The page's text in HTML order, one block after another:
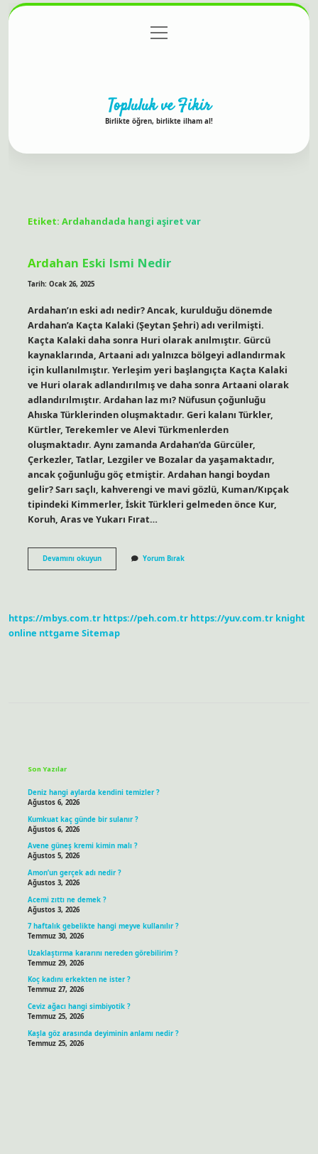
Gizlilik Politikası
menüyü
aç
Topluluk ve Fikir
Birlikte öğren, birlikte ilham al!
Etiket: Ardahandada hangi aşiret var
Ardahan Eski Ismi Nedir
Tarih: Ocak 26, 2025
Ardahan’ın eski adı nedir? Ancak, kurulduğu dönemde
Ardahan’a Kaçta Kalaki (Şeytan Şehri) adı verilmişti.
Kaçta Kalaki daha sonra Huri olarak anılmıştır. Gürcü
kaynaklarında, Artaani adı yalnızca bölgeyi adlandırmak
için kullanılmıştır. Yerleşim yeri başlangıçta Kaçta Kalaki
ve Huri olarak adlandırılmış ve daha sonra Artaani olarak
adlandırılmıştır. Ardahan laz mı? Nüfusun çoğunluğu
Ahıska Türklerinden oluşmaktadır. Geri kalanı Türkler,
Kürtler, Terekemler ve Alevi Türkmenlerden
oluşmaktadır. Aynı zamanda Ardahan’da Gürcüler,
Çerkezler, Tatlar, Lezgiler ve Bozalar da yaşamaktadır,
ancak çoğunluğu göç etmiştir. Ardahan hangi boydan
gelir? Sarı saçlı, kahverengi ve mavi gözlü, Kuman/Kıpçak
tipindeki Kimmerler, İskit Türkleri gelmeden önce Kur,
Koruh, Aras ve Yukarı Fırat…
Devamını okuyunArdahan
Eski
Yorum Bırak
https://mbys.com.tr https://peh.com.tr https://yuv.com.tr knight
online nttgame Sitemap
Son Yazılar
Deniz hangi aylarda kendini temizler ?
Ağustos 6, 2026
Kumkuat kaç günde bir sulanır ?
Ağustos 6, 2026
Avene güneş kremi kimin malı ?
Ağustos 5, 2026
Amon’un gerçek adı nedir ?
Ağustos 3, 2026
Acemi zıttı ne demek ?
Ağustos 3, 2026
7 haftalık gebelikte hangi meyve kullanılır ?
Temmuz 30, 2026
Uzaklaştırma kararını nereden görebilirim ?
Temmuz 29, 2026
Koç kadını erkekten ne ister ?
Temmuz 27, 2026
Ceviz ağacı hangi simbiyotik ?
Temmuz 25, 2026
Kaşla göz arasında deyiminin anlamı nedir ?
Temmuz 25, 2026